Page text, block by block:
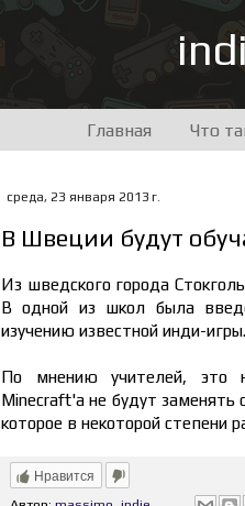
Главная Что
среда, 23 января 2013 г.
В Швеции будут
Из шведского города
В одной из школ была
изучению известной инди-игры.
По мнению учителей, это
Minecraft'а не будут заменять
которое в некоторой степени
Нравится